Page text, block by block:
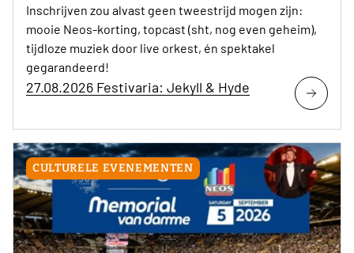
Inschrijven zou alvast geen tweestrijd mogen zijn:
mooie Neos-korting, topcast (sht, nog even geheim),
tijdloze muziek door live orkest, én spektakel
gegarandeerd!
27.08.2026 Festivaria: Jekyll & Hyde
CULTURELE EVENEMENTEN